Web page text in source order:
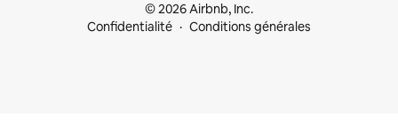
© 2026 Airbnb, Inc.
Confidentialité
Conditions générales